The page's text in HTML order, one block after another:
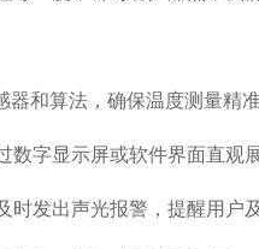
和算法，确保温度测量精
字显示屏或软件界面直观
发出声光报警，提醒用户